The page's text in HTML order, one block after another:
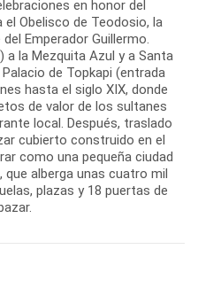
en honor del
el Obelisco de Teodosio, la
Emperador Guillermo.
la Mezquita Azul y a Santa
de Topkapi (entrada
hasta el siglo XIX, donde
de valor de los sultanes
local. Después, traslado
cubierto construido en el
como una pequeña ciudad
alberga unas cuatro mil
plazas y 18 puertas de